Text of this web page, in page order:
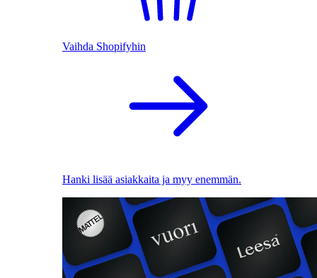
Vaihda Shopifyhin
Hanki lisää asiakkaita ja myy enemmän.